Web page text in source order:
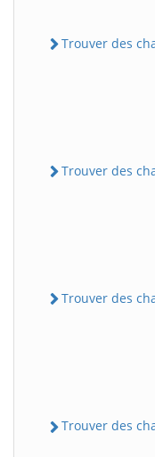
Trouver des
Trouver des
Trouver des
Trouver des